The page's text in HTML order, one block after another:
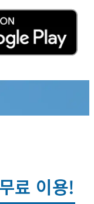
료 이용!